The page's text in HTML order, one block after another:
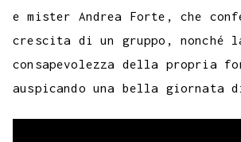
e mister Andrea Forte, che
crescita di un gruppo, nonché
consapevolezza della propria
auspicando una bella giornata